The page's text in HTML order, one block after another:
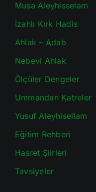
Musa Aleyhisselam
İzahlı Kırk Hadis
Ahlak – Adab
Nebevi Ahlak
Ölçüler Dengeler
Ummandan Katreler
Yusuf Aleyhisellam
Eğitim Rehberi
Hasret Şiirleri
Tavsiyeler